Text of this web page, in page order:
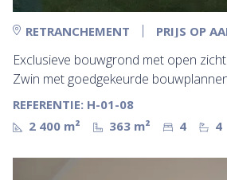
RETRANCHEMENT PRIJS OP
Exclusieve bouwgrond met open
Zwin met goedgekeurde
REFERENTIE: H-01-08
2 400 m²
363 m² 4 4